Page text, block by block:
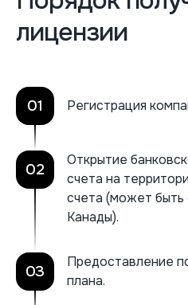
лицензии
01 Регистрация
02
Открытие
счета на
счета (может быть
Канады).
03
Предоставление
плана.